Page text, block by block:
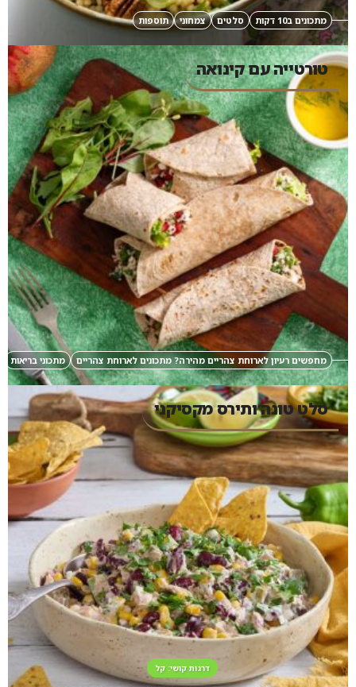
מתכונים ב10 דקות סלטים צמחוני תוספות
טורטייה עם קינואה
מחפשים רעיון לארוחת צהריים מהירה? מתכונים לארוחת צהריים מתכוני בריאות
סלט טונה ותירס מקסיקני
דרגות קושי: קל